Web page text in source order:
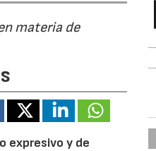
materia de
expresivo y de